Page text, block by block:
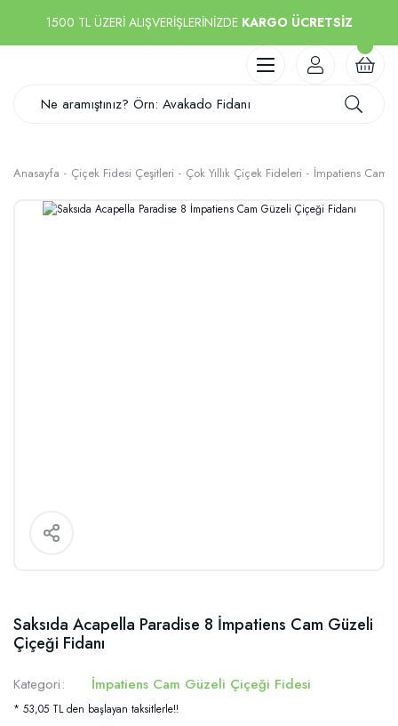
1500 TL ÜZERİ ALIŞVERİŞLERİNİZDE KARGO ÜCRETSİZ
Anasayfa Çiçek Fidesi Çeşitleri Çok Yıllık Çiçek Fideleri İmpatiens Cam
Saksıda Acapella Paradise 8 İmpatiens Cam Güzeli
Çiçeği Fidanı
Kategori İmpatiens Cam Güzeli Çiçeği Fidesi
* 53,05 TL den başlayan taksitlerle!!